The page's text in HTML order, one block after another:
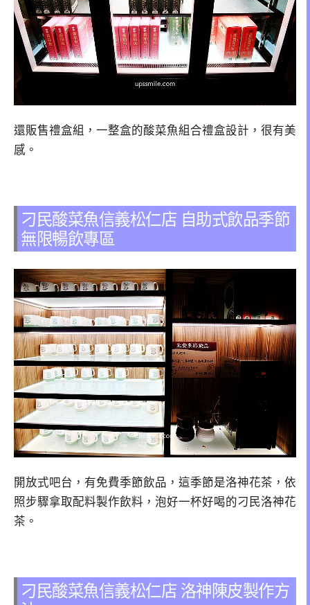
還販售禮盒組，一整盒的酸菜魚組合禮盒設計，很有美
感。
刁民酸菜魚信義松仁店 自助式飲品季節
無限暢飲專區
開放式吧台，有免費季節飲品，這季節是洛神花茶，依
照步驟拿取配料製作飲料，泡好一杯好喝的刁民洛神花
茶。
刁民酸菜魚信義松仁店 洛神陳皮製作方